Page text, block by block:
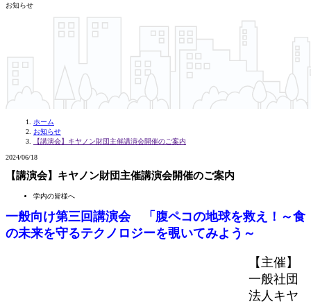
お知らせ
ホーム
お知らせ
【講演会】キヤノン財団主催講演会開催のご案内
2024/06/18
【講演会】キヤノン財団主催講演会開催のご案内
学内の皆様へ
一般向け第三回講演会 「腹ペコの地球を救え！～食
の未来を守るテクノロジーを覗いてみよう～
【主催】
一般社団
法人キヤ